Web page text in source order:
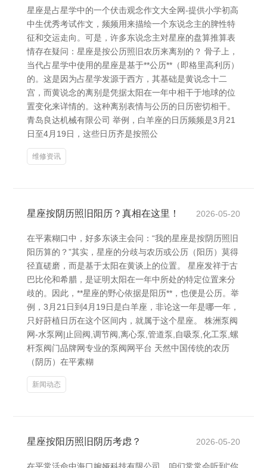
星座是占星学中的一个伏击观念作文大全网-提供小学初高
中生优秀考试作文，频频用来描绘一个东说念主的脾性特
征和交运走向。可是，许多东说念主对星座的盘算推算表
情存在疑问：星座是按公历照旧农历来离别的？ 骨子上，
当代占星学中使用的星座是基于**公历**（即格里高利历）
的。这是因为占星学发源于西方，其基础是黄说念十二
宫，而黄说念的离别是凭据太阳在一年中相干于地球的位
置变化来详情的。这种离别表情与公历的日历密切相干。
青岛良达机械有限公司 举例，白羊座的日历频频是3月21
日至4月19日，这些日历齐是按照公
维修资讯
星座按阴历照旧阳历？真相在这里！ 2026-05-20
在平素糊口中，好多东谈主会问：“我的星座是按阴历照旧
阳历算的？”其实，星座的分歧与农历或公历（阳历）莫得
径直磋磨，而是基于太阳在黄谈上的位置。 星座发祥于古
巴比伦和希腊，是证明太阳在一年中所处的特定位置来分
歧的。因此，**星座的野心依据是阳历**，也便是公历。举
例，3月21日到4月19日是白羊座，非论这一年是哪一年，
只好莳植日历在这个区间内，就属于这个星座。 株洲泵阀
网-水泵网|止回阀,调节阀,离心泵,管道泵,自吸泵,化工泵,螺
杆泵阀门品牌网专业的泵阀网平台 天然中国传统的农历
（阴历）在平素糊
新闻动态
星座按阳历照旧阴历考虑？ 2026-05-20